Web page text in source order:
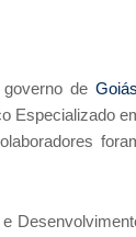
de
Especializado